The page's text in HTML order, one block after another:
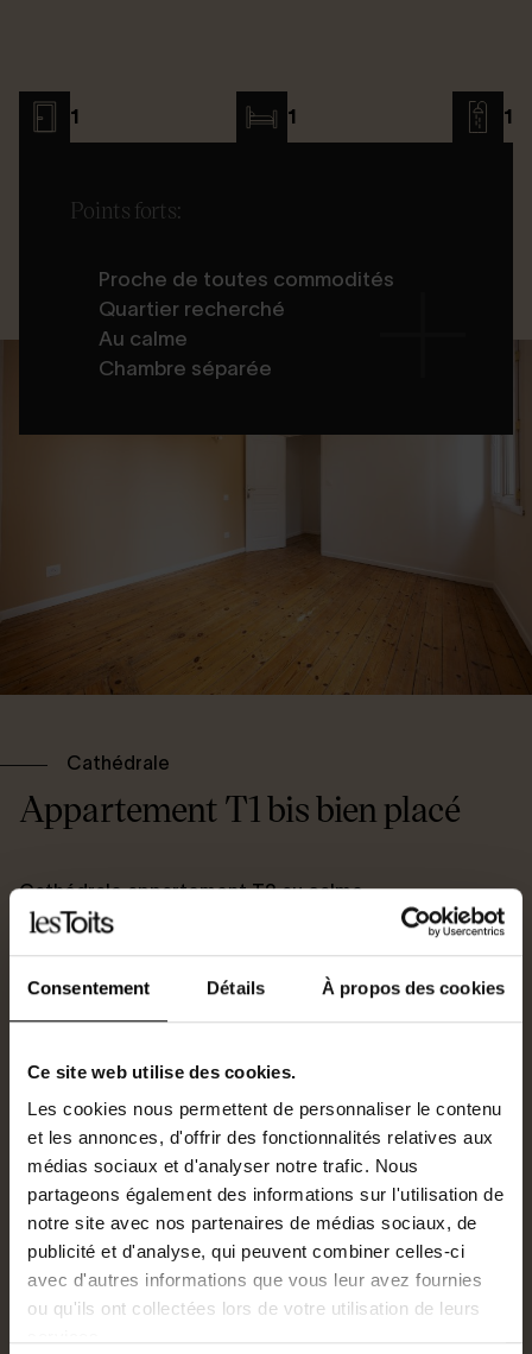
Consentement Détails À propos des cookies
Ce site web utilise des cookies.
Les cookies nous permettent de personnaliser le contenu
et les annonces, d'offrir des fonctionnalités relatives aux
médias sociaux et d'analyser notre trafic. Nous
partageons également des informations sur l'utilisation de
notre site avec nos partenaires de médias sociaux, de
publicité et d'analyse, qui peuvent combiner celles-ci
avec d'autres informations que vous leur avez fournies
ou qu'ils ont collectées lors de votre utilisation de leurs
1 1 1
Points forts:
Proche de toutes commodités
Quartier recherché
Au calme
Chambre séparée
Cathédrale
Appartement T1 bis bien placé
Cathédrale appartement T2 au calme
Au 2ème étage
plaques de cuisson, hotte et réfrigérateur
Chambre sur parquet
1 salle d’eau avec WC
Proche des commerces, des écoles, des transports.
DPE D
590€ charges comprises (entretien des parties
communes et eau froide)
Ce bien n'est pas soumis au DPE